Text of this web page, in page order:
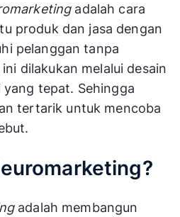
adalah cara
produk dan jasa dengan
pelanggan tanpa
dilakukan melalui desain
tepat. Sehingga
tertarik untuk mencoba
adalah membangun